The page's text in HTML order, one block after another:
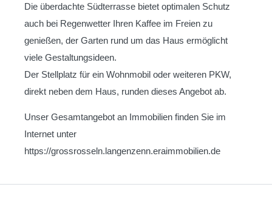
Die überdachte Südterrasse bietet optimalen Schutz
auch bei Regenwetter Ihren Kaffee im Freien zu
genießen, der Garten rund um das Haus ermöglicht
viele Gestaltungsideen.
Der Stellplatz für ein Wohnmobil oder weiteren PKW,
direkt neben dem Haus, runden dieses Angebot ab.
Unser Gesamtangebot an Immobilien finden Sie im
Internet unter
https://grossrosseln.langenzenn.eraimmobilien.de